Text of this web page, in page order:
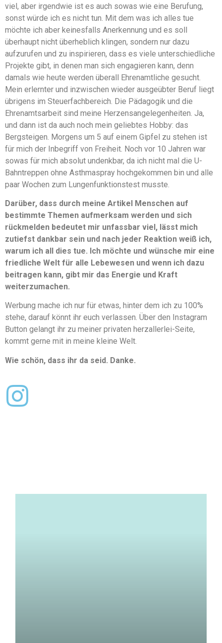
viel, aber irgendwie ist es auch sowas wie eine Berufung,
sonst würde ich es nicht tun. Mit dem was ich alles tue
möchte ich aber keinesfalls Anerkennung und es soll
überhaupt nicht überheblich klingen, sondern nur dazu
aufzurufen und zu inspirieren, dass es viele unterschiedliche
Projekte gibt, in denen man sich engagieren kann, denn
damals wie heute werden überall Ehrenamtliche gesucht.
Mein erlernter und inzwischen wieder ausgeübter Beruf liegt
übrigens im Steuerfachbereich. Die Pädagogik und die
Ehrenamtsarbeit sind meine Herzensangelegenheiten. Ja,
und dann ist da auch noch mein geliebtes Hobby: das
Bergsteigen. Morgens um 5 auf einem Gipfel zu stehen ist
für mich der Inbegriff von Freiheit. Noch vor 10 Jahren war
sowas für mich absolut undenkbar, da ich nicht mal die U-
Bahntreppen ohne Asthmaspray hochgekommen bin und alle
paar Wochen zum Lungenfunktionstest musste.
Darüber, dass durch meine Artikel Menschen auf
bestimmte Themen aufmerksam werden und sich
rückmelden bedeutet mir unfassbar viel, lässt mich
zutiefst dankbar sein und nach jeder Reaktion weiß ich,
warum ich all dies tue. Ich möchte und wünsche mir eine
friedliche Welt für alle Lebewesen und wenn ich dazu
beitragen kann, gibt mir das Energie und Kraft
weiterzumachen.
Werbung mache ich nur für etwas, hinter dem ich zu 100%
stehe, darauf könnt ihr euch verlassen. Über den Instagram
Button gelangt ihr zu meiner privaten herzallerlei-Seite,
kommt gerne mit in meine kleine Welt.
Wie schön, dass ihr da seid. Danke.